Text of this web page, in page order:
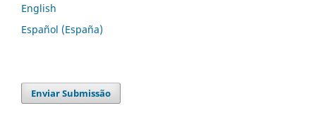
English
Español (España)
Enviar Submissão